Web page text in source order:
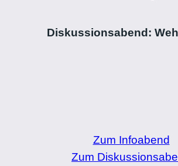
Diskussionsabend:
Zum Infoabend
Zum